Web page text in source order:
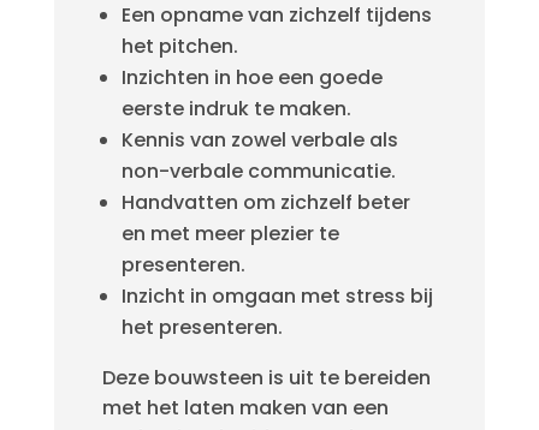
Een opname van zichzelf tijdens
het pitchen.
Inzichten in hoe een goede
eerste indruk te maken.
Kennis van zowel verbale als
non-verbale communicatie.
Handvatten om zichzelf beter
en met meer plezier te
presenteren.
Inzicht in omgaan met stress bij
het presenteren.
Deze bouwsteen is uit te bereiden
met het laten maken van een